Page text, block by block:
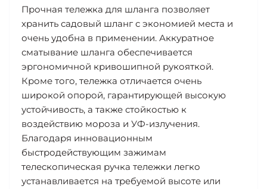
Прочная тележка для шланга позволяет
хранить садовый шланг с экономией места и
очень удобна в применении. Аккуратное
сматывание шланга обеспечивается
эргономичной кривошипной рукояткой.
Кроме того, тележка отличается очень
широкой опорой, гарантирующей высокую
устойчивость, а также стойкостью к
воздействию мороза и УФ-излучения.
Благодаря инновационным
быстродействующим зажимам
телескопическая ручка тележки легко
устанавливается на требуемой высоте или